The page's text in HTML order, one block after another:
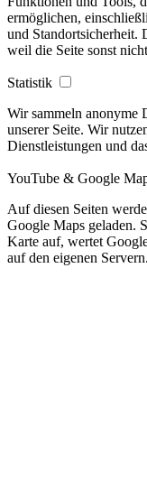
ermöglichen,
und Standortsicherheit.
weil die Seite sonst
Statistik
Wir sammeln anonyme
unserer Seite. Wir
Dienstleistungen und
YouTube & Google
Auf diesen Seiten
Google Maps geladen.
Karte auf, wertet
auf den eigenen Servern.